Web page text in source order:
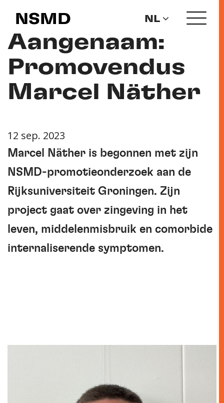
NSMD NL
Aangenaam:
Promovendus
Marcel Näther
12 sep. 2023
Marcel Näther is begonnen met zijn
NSMD-promotieonderzoek aan de
Rijksuniversiteit Groningen. Zijn
project gaat over zingeving in het
leven, middelenmisbruik en comorbide
internaliserende symptomen.